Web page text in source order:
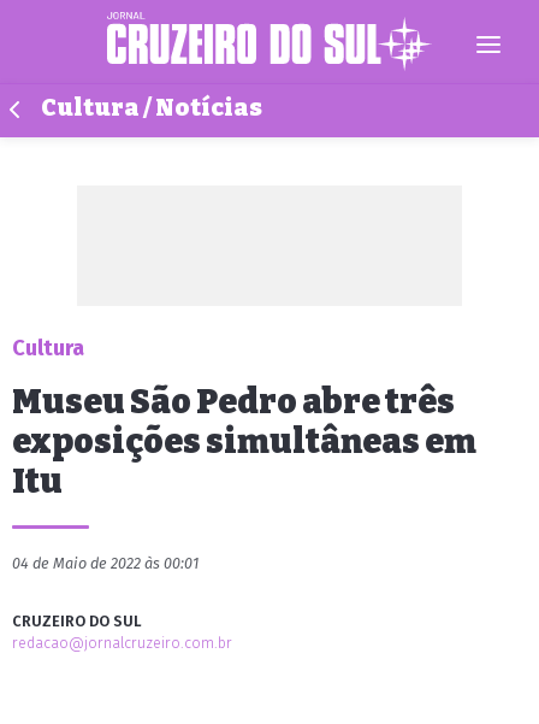
Cultura / Notícias
Cultura
Museu São Pedro abre três
exposições simultâneas em
Itu
04 de Maio de 2022 às 00:01
CRUZEIRO DO SUL
redacao@jornalcruzeiro.com.br